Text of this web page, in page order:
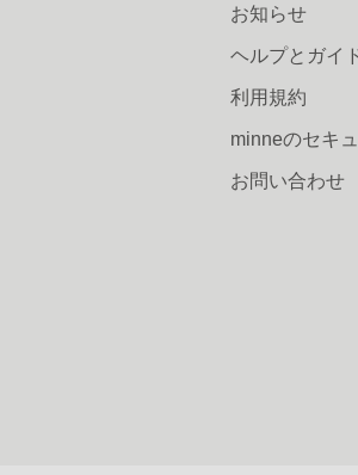
お知らせ
ヘルプとガイ
利用規約
minneのセキ
お問い合わせ